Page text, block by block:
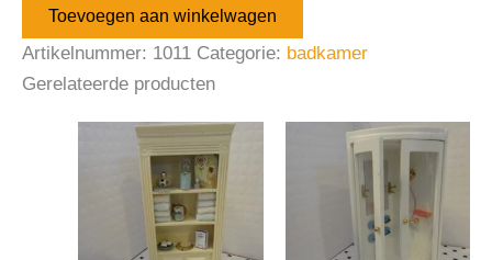
Toevoegen aan winkelwagen
Artikelnummer: 1011 Categorie: badkamer
Gerelateerde producten